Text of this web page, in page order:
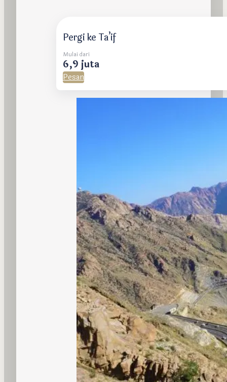
Pergi ke Ta’if
Mulai dari
6,9 juta
Pesan